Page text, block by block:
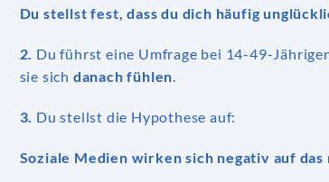
Du stellst fest, dass du dich häufig
2. Du führst eine Umfrage bei 14-49-
sie sich danach fühlen.
3. Du stellst die Hypothese auf:
Soziale Medien wirken sich negativ auf